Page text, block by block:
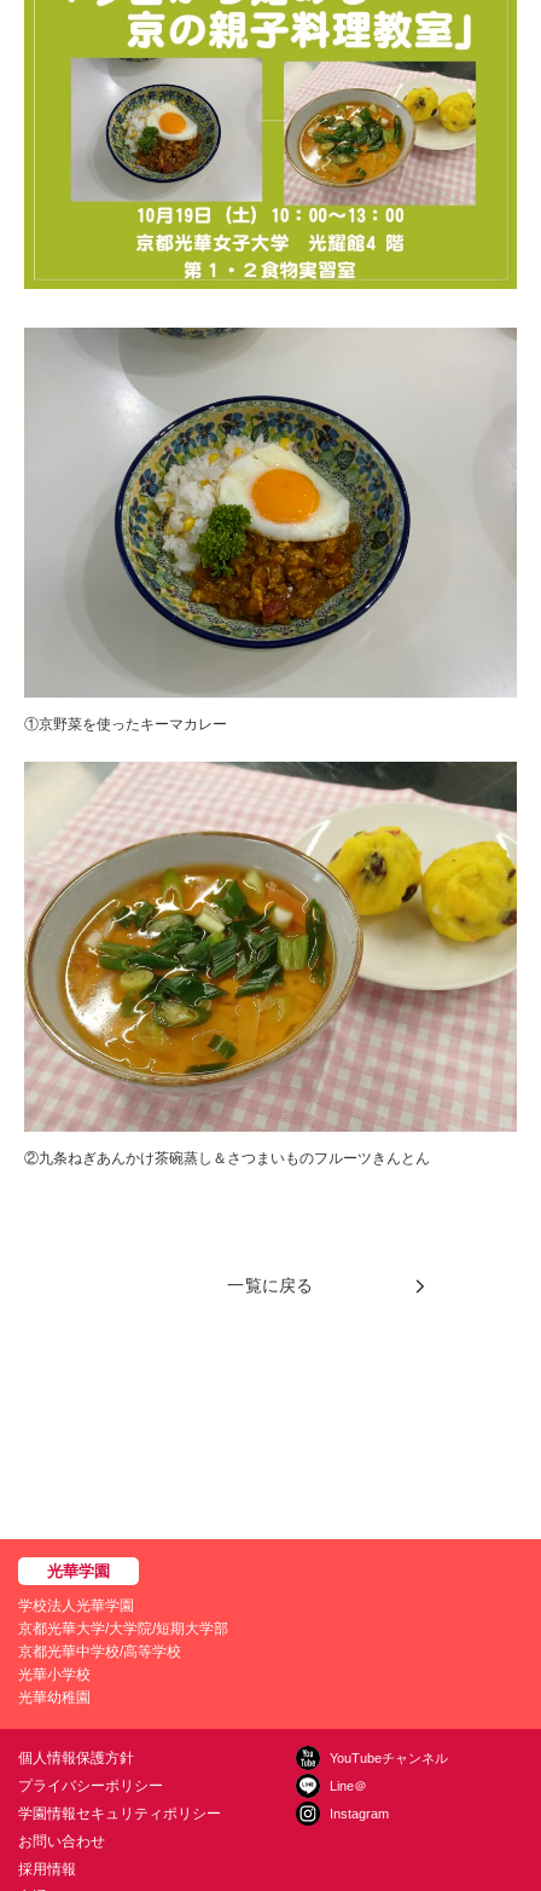
①京野菜を使ったキーマカレー
②九条ねぎあんかけ茶碗蒸し＆さつまいものフルーツきんとん
一覧に戻る
学校法人光華学園
京都光華大学/大学院/短期大学部
京都光華中学校/高等学校
光華小学校
光華幼稚園
個人情報保護方針
プライバシーポリシー
学園情報セキュリティポリシー
お問い合わせ
採用情報
YouTubeチャンネル
Line＠
Instagram